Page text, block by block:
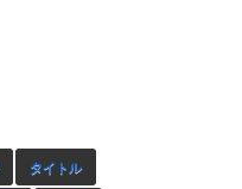
タイトル